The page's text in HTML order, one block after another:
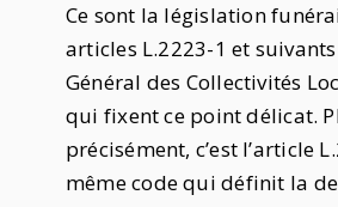
Ce sont la législation
articles L.2223-1 et
Général des Collectivités
qui fixent ce point délicat.
précisément, c’est l’article
même code qui définit la